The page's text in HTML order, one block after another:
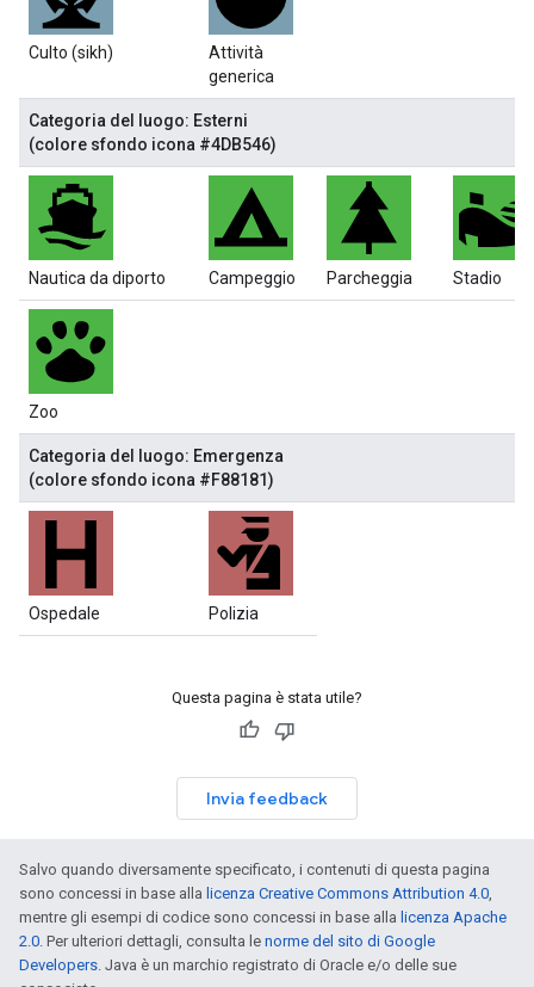
Culto (sikh)
Attività
generica
Categoria del luogo: Esterni
(colore sfondo icona #4DB546)
Nautica da diporto Campeggio Parcheggia Stadio
Zoo
Categoria del luogo: Emergenza
(colore sfondo icona #F88181)
Ospedale Polizia
Questa pagina è stata utile?
Invia feedback
Salvo quando diversamente specificato, i contenuti di questa pagina
sono concessi in base alla licenza Creative Commons Attribution 4.0,
mentre gli esempi di codice sono concessi in base alla licenza Apache
2.0. Per ulteriori dettagli, consulta le norme del sito di Google
Developers. Java è un marchio registrato di Oracle e/o delle sue